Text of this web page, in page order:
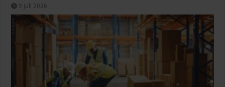
9 juli 2026